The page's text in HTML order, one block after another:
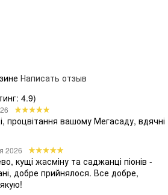
Написать отзыв
4.9)
процвітання вашому Мегасаду, вдячні
2026
кущі жасміну та саджанці піонів -
добре прийнялося. Все добре,